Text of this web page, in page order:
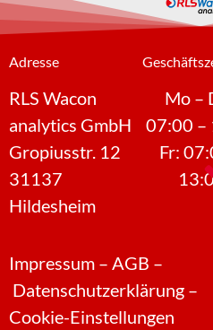
Adresse
RLS Wacon
analytics GmbH
Gropiusstr. 12
31137
Hildesheim
Mo –
07:00 –
Fr:
Impressum – AGB –
Datenschutzerklärung –
Cookie-Einstellungen